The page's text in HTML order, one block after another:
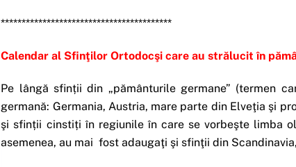
*****************************************
Calendar al Sfinţilor Ortodocşi care au strălucit în
Pe lângă sfinții din „pământurile germane” (termen
germană: Germania, Austria, mare parte din Elveţia şi
şi sfinții cinstiți în regiunile în care se vorbeşte limba
asemenea, au mai fost adaugaţi şi sfinţii din